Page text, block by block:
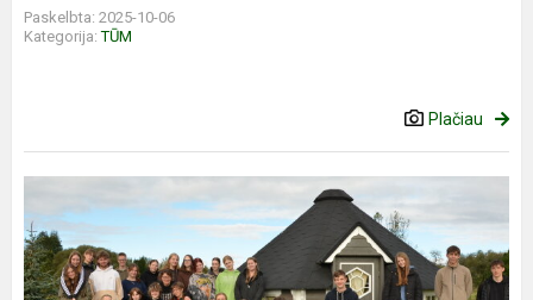
Paskelbta: 2025-10-06
Kategorija:TŪM
Plačiau